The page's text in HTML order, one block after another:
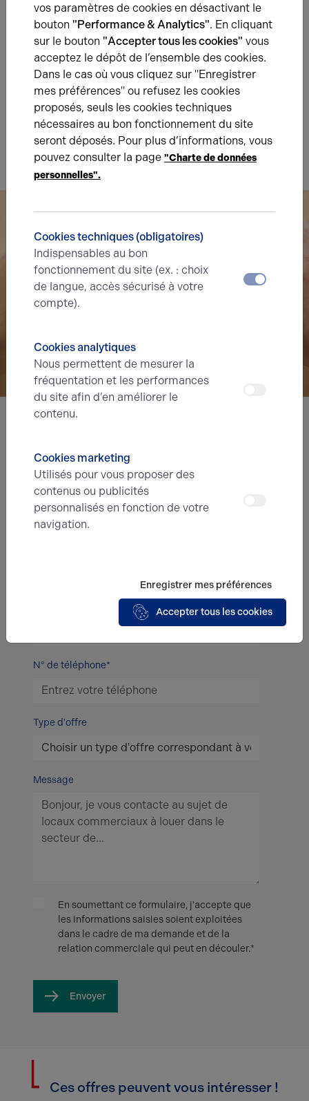
Diagnostic de performance énergétique
Diagnostic DPE en cours
C
Indice d'émission de gaz à effet de serre
Diagnostic GES en cours
prenez contact !
Nom*
N° de téléphone*
Type d'offre
Message
En soumettant ce formulaire, j'accepte que
les informations saisies soient exploitées
dans le cadre de ma demande et de la
relation commerciale qui peut en découler.*
Envoyer
Ces offres peuvent vous intéresser !
vos paramètres de cookies en désactivant le
bouton "Performance & Analytics". En cliquant
sur le bouton "Accepter tous les cookies" vous
acceptez le dépôt de l’ensemble des cookies.
Dans le cas où vous cliquez sur "Enregistrer
mes préférences" ou refusez les cookies
proposés, seuls les cookies techniques
nécessaires au bon fonctionnement du site
seront déposés. Pour plus d’informations, vous
pouvez consulter la page "Charte de données
personnelles".
Cookies techniques (obligatoires)
Indispensables au bon
fonctionnement du site (ex. : choix
de langue, accès sécurisé à votre
compte).
Cookies analytiques
Nous permettent de mesurer la
fréquentation et les performances
du site afin d’en améliorer le
contenu.
Cookies marketing
Utilisés pour vous proposer des
contenus ou publicités
personnalisés en fonction de votre
navigation.
Enregistrer mes préférences
Accepter tous les cookies